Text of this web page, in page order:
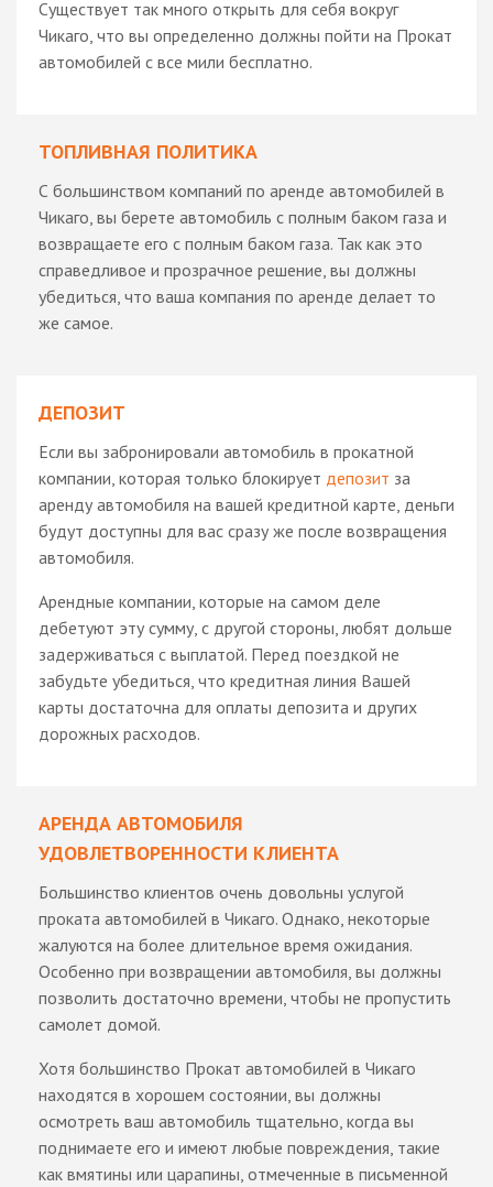
Существует так много открыть для себя вокруг
Чикаго, что вы определенно должны пойти на Прокат
автомобилей с все мили бесплатно.
ТОПЛИВНАЯ ПОЛИТИКА
С большинством компаний по аренде автомобилей в
Чикаго, вы берете автомобиль с полным баком газа и
возвращаете его с полным баком газа. Так как это
справедливое и прозрачное решение, вы должны
убедиться, что ваша компания по аренде делает то
же самое.
ДЕПОЗИТ
Если вы забронировали автомобиль в прокатной
компании, которая только блокирует депозит за
аренду автомобиля на вашей кредитной карте, деньги
будут доступны для вас сразу же после возвращения
автомобиля.
Арендные компании, которые на самом деле
дебетуют эту сумму, с другой стороны, любят дольше
задерживаться с выплатой. Перед поездкой не
забудьте убедиться, что кредитная линия Вашей
карты достаточна для оплаты депозита и других
дорожных расходов.
АРЕНДА АВТОМОБИЛЯ
УДОВЛЕТВОРЕННОСТИ КЛИЕНТА
Большинство клиентов очень довольны услугой
проката автомобилей в Чикаго. Однако, некоторые
жалуются на более длительное время ожидания.
Особенно при возвращении автомобиля, вы должны
позволить достаточно времени, чтобы не пропустить
самолет домой.
Хотя большинство Прокат автомобилей в Чикаго
находятся в хорошем состоянии, вы должны
осмотреть ваш автомобиль тщательно, когда вы
поднимаете его и имеют любые повреждения, такие
как вмятины или царапины, отмеченные в письменной